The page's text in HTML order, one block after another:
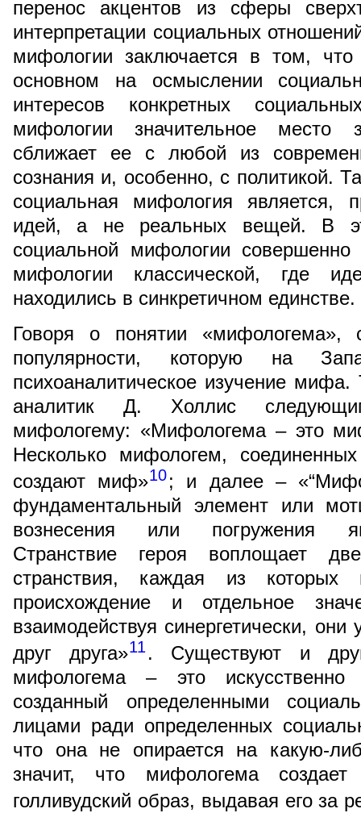
перенос акцентов из сферы
интерпретации социальных
мифологии заключается в том,
основном на осмыслении
интересов конкретных
мифологии значительное место
сближает ее с любой из
сознания и, особенно, с политикой.
социальная мифология является,
идей, а не реальных вещей. В
социальной мифологии
мифологии классической, где
находились в синкретичном единстве.
Говоря о понятии «мифологема»,
популярности, которую на
психоаналитическое изучение мифа.
аналитик Д. Холлис
мифологему: «Мифологема – это
Несколько мифологем,
создают миф»10; и далее –
фундаментальный элемент или
вознесения или погружения
Странствие героя воплощает
странствия, каждая из которых
происхождение и отдельное
взаимодействуя синергетически,
друг друга»11 . Существуют и
мифологема – это искусственно
созданный определенными
лицами ради определенных
что она не опирается на какую-
значит, что мифологема
голливудский образ, выдавая его за